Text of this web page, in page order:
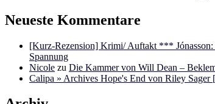
Neueste Kommentare
[Kurz-Rezension] Krimi/ Auftakt ***
Spannung
Nicole zu Die Kammer von Will Dean –
Calipa » Archives Hope's End von Riley Sager